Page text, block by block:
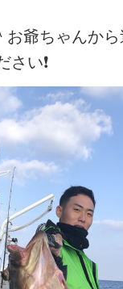
お爺ちゃんか
い❗️